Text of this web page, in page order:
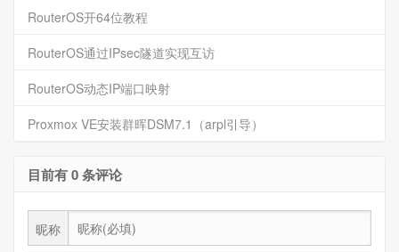
RouterOS开64位教程
RouterOS通过IPsec隧道实现互访
RouterOS动态IP端口映射
Proxmox VE安装群晖DSM7.1（arpl引导）
目前有 0 条评论
昵称